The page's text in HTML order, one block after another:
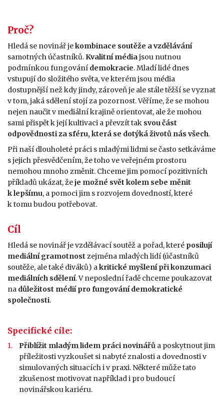
Prosímpovolte marketingové cookiespro zobrazení okna
YouTube.
Proč?
Hledá se novinář jekombinace soutěže a vzdělávání
samotných účastníků. Kvalitní médiajsou nutnou
podmínkou fungování demokracie. Mladí lidé dnes
vstupují do složitého světa, ve kterém jsou média
dostupnější než kdy jindy, zároveň je ale stále těžší se vyznat
v tom, jaká sdělení stojí za pozornost. Věříme, že se mohou
nejen naučit v mediální krajině orientovat, ale že mohou
sami přispět k její kultivaci a převzít tak svou část
odpovědnosti za sféru, která se dotýká životů nás všech.
Při naší dlouholeté práci s mladými lidmi se často setkáváme
s jejich přesvědčením, že toho ve veřejném prostoru
nemohou mnoho změnit. Chceme jim pomocí pozitivních
příkladů ukázat, žeje možné svět kolem sebe měnit
k lepšímu, a pomoci jim s rozvojem dovedností, které
k tomu budou potřebovat.
Cíl
Hledá se novinář je vzdělávací soutěž a pořad, které posilují
mediální gramotnost zejména mladých lidí (účastníků
soutěže, ale také diváků) akritické myšlení při konzumaci
mediálních sdělení. V neposlední řadě chceme poukazovat
na důležitost médií pro fungování demokratické
společnosti.
Specifické cíle:
Přiblížit mladým lidem práci novinářů a poskytnout jim
příležitosti vyzkoušet si nabyté znalosti a dovednosti v
simulovaných situacích i v praxi. Některé může tato
zkušenost motivovat například i pro budoucí
novinářskou kariéru.